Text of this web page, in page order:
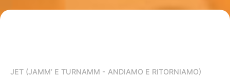
JET (JAMM’ E TURNAMM - ANDIAMO E RITORNIAMO)